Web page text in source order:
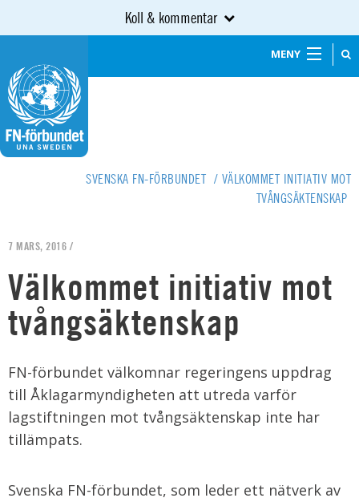
Koll & kommentar
MENY
SVENSKA FN-FÖRBUNDET / VÄLKOMMET INITIATIV MOT
TVÅNGSÄKTENSKAP
7 MARS, 2016 /
Välkommet initiativ mot
tvångsäktenskap
FN-förbundet välkomnar regeringens uppdrag
till Åklagarmyndigheten att utreda varför
lagstiftningen mot tvångsäktenskap inte har
tillämpats.
Svenska FN-förbundet, som leder ett nätverk av